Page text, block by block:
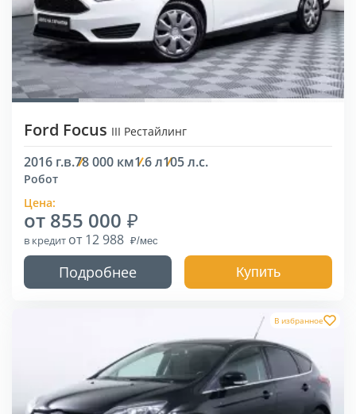
Ford Focus III Рестайлинг
2016 г.в.78 000 км1.6 л105 л.с.
Робот
Цена:
от 855 000
в кредит от 12 988
Подробнее Купить
В избранное